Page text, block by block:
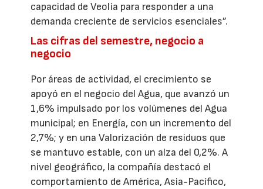
capacidad de Veolia para responder a una
demanda creciente de servicios esenciales”.
Las cifras del semestre, negocio a
negocio
Por áreas de actividad, el crecimiento se
apoyó en el negocio del Agua, que avanzó un
1,6% impulsado por los volúmenes del Agua
municipal; en Energía, con un incremento del
2,7%; y en una Valorización de residuos que
se mantuvo estable, con un alza del 0,2%. A
nivel geográfico, la compañía destacó el
comportamiento de América, Asia-Pacífico,